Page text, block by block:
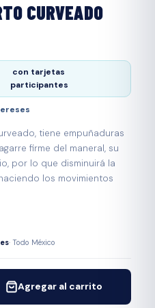
CURVEADO
con tarjetas
participantes
tiene empuñaduras
firme del maneral, su
por lo que disminuirá la
los movimientos
· Todo México
Agregar al carrito